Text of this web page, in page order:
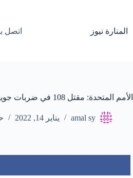
المنارة نيوز اتصل
الأمم المتحدة: مقتل 108 في ضربات جوية بإثيوبيا منذ بداية العام
amal sy يناير 14, 2022